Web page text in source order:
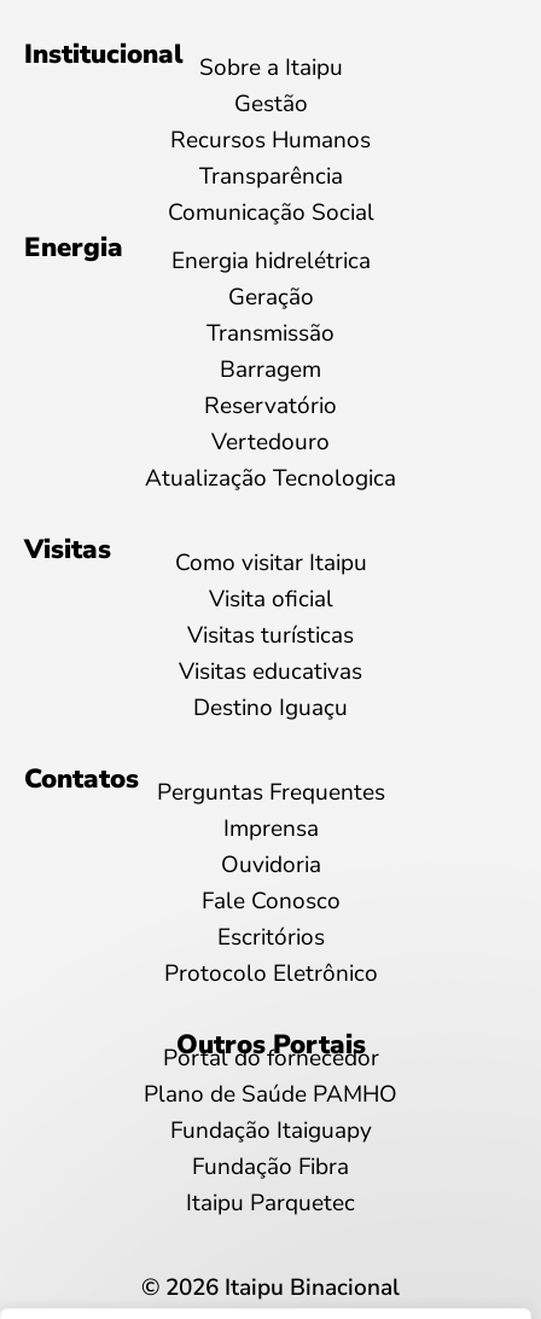
Institucional Sobre a Itaipu
Gestão
Recursos Humanos
Transparência
Comunicação Social
Energia
Energia hidrelétrica
Geração
Transmissão
Barragem
Reservatório
Vertedouro
Atualização Tecnologica
Visitas
Como visitar Itaipu
Visita oficial
Visitas turísticas
Visitas educativas
Destino Iguaçu
Contatos
Perguntas Frequentes
Imprensa
Ouvidoria
Fale Conosco
Escritórios
Protocolo Eletrônico
Outros Portais
Portal do fornecedor
Plano de Saúde PAMHO
Fundação Itaiguapy
Fundação Fibra
Itaipu Parquetec
© 2026 Itaipu Binacional